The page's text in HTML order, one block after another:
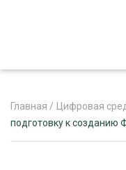
Главная / Цифровая
подготовку к созданию